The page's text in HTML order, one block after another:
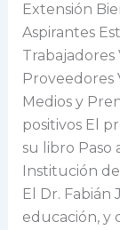
Extensión
Aspirantes
Trabajadores
Proveedores
Medios y
positivos El
su libro Paso
Institución
El Dr. Fabián
educación, y
para
constituir
una
Institución
de
Educación
Superior
en
Colombia”.